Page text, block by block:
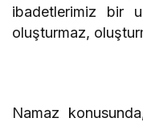
ibadetlerimiz bir
oluşturmaz,
Namaz